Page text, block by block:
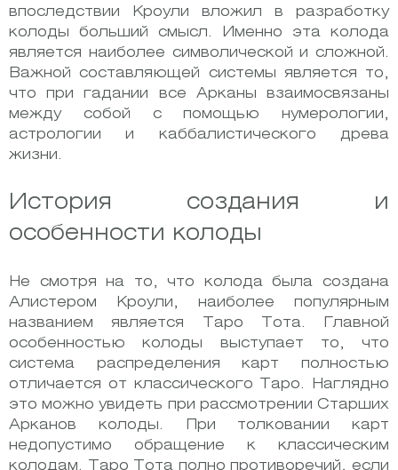
впоследствии Кроули вложил в разработку
колоды больший смысл. Именно эта колода
является наиболее символической и сложной.
Важной составляющей системы является то,
что при гадании все Арканы взаимосвязаны
между собой с помощью нумерологии,
астрологии и каббалистического древа
жизни.
История создания и
особенности колоды
Не смотря на то, что колода была создана
Алистером Кроули, наиболее популярным
названием является Таро Тота. Главной
особенностью колоды выступает то, что
система распределения карт полностью
отличается от классического Таро. Наглядно
это можно увидеть при рассмотрении Старших
Арканов колоды. При толковании карт
недопустимо обращение к классическим
колодам. Таро Тота полно противоречий, если